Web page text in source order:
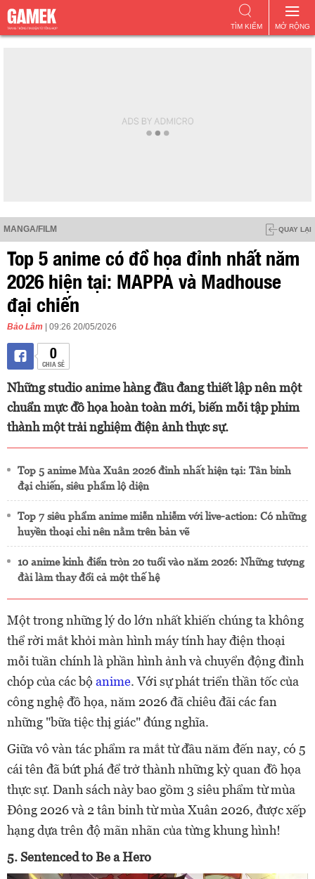
MỞ RỘNG
TÌM KIẾM
MANGA/FILM QUAY LẠI
Top 5 anime có đồ họa đỉnh nhất năm
2026 hiện tại: MAPPA và Madhouse
đại chiến
Bảo Lâm | 09:26 20/05/2026
0
CHIA SẺ
Những studio anime hàng đầu đang thiết lập nên một
chuẩn mực đồ họa hoàn toàn mới, biến mỗi tập phim
thành một trải nghiệm điện ảnh thực sự.
Top 5 anime Mùa Xuân 2026 đỉnh nhất hiện tại: Tân binh
đại chiến, siêu phẩm lộ diện
Top 7 siêu phẩm anime miễn nhiễm với live-action: Có những
huyền thoại chỉ nên nằm trên bản vẽ
10 anime kinh điển tròn 20 tuổi vào năm 2026: Những tượng
đài làm thay đổi cả một thế hệ
Một trong những lý do lớn nhất khiến chúng ta không
thể rời mắt khỏi màn hình máy tính hay điện thoại
mỗi tuần chính là phần hình ảnh và chuyển động đỉnh
chóp của các bộ anime. Với sự phát triển thần tốc của
công nghệ đồ họa, năm 2026 đã chiêu đãi các fan
những "bữa tiệc thị giác" đúng nghĩa.
Giữa vô vàn tác phẩm ra mắt từ đầu năm đến nay, có 5
cái tên đã bứt phá để trở thành những kỳ quan đồ họa
thực sự. Danh sách này bao gồm 3 siêu phẩm từ mùa
Đông 2026 và 2 tân binh từ mùa Xuân 2026, được xếp
hạng dựa trên độ mãn nhãn của từng khung hình!
5. Sentenced to Be a Hero